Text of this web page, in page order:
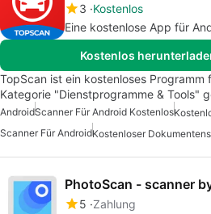
3 Kostenlos
Eine kostenlose App für
Kostenlos
TopScan ist ein kostenloses Programm
Kategorie "Dienstprogramme & Tools"
AndroidScanner Für Android Kostenlos
Scanner Für Android
PhotoScan - scanner
5 Zahlung